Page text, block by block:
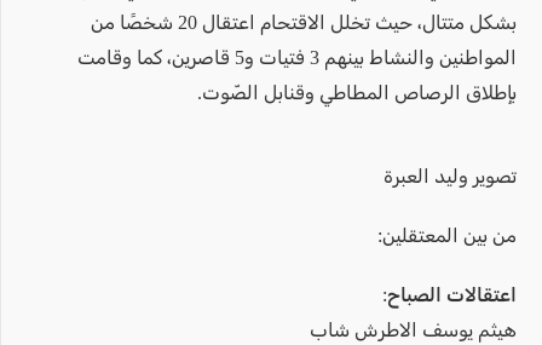
بشكل متتال، حيث تخلل الاقتحام اعتقال 20 شخصًا من
المواطنين والنشاط بينهم 3 فتيات و5 قاصرين، كما وقامت
بإطلاق الرصاص المطاطي وقنابل الصّوت.
تصوير وليد العبرة
من بين المعتقلين:
اعتقالات الصباح:
هيثم يوسف الاطرش شاب